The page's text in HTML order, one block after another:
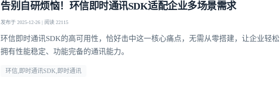
告别自研烦恼！环信即时通讯SDK适配企业多场景需求
发布于 2025-12-26 | 阅读 22115
环信即时通讯SDK的高可用性，恰好击中这一核心痛点，无需从零搭建，让企业轻松
拥有性能稳定、功能完备的通讯能力。​
环信,即时通讯SDK,即时通讯
我已阅读并同意
登录客服云